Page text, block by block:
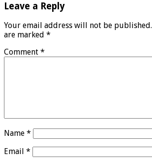
Leave a Reply
Your email address will not be published.
are marked *
Comment *
Name *
Email *